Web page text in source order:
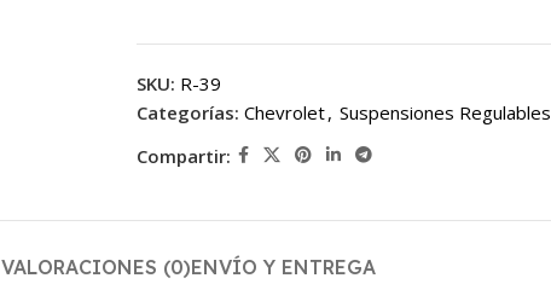
SKU: R-39
Categorías: Chevrolet, Suspensiones Regulables
Compartir:
VALORACIONES (0)ENVÍO Y ENTREGA